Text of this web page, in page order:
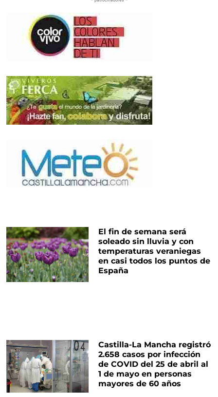
El fin de semana será
soleado sin lluvia y con
temperaturas veraniegas
en casi todos los puntos de
España
Castilla-La Mancha registró
2.658 casos por infección
de COVID del 25 de abril al
1 de mayo en personas
mayores de 60 años